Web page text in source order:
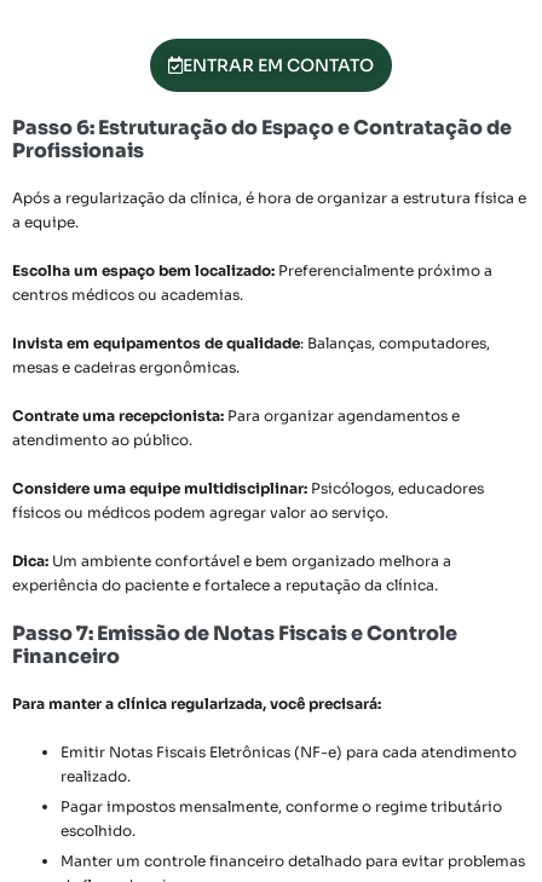
ENTRAR EM CONTATO
Passo 6: Estruturação do Espaço e Contratação de
Profissionais
Após a regularização da clínica, é hora de organizar a estrutura física e
a equipe.
Escolha um espaço bem localizado: Preferencialmente próximo a
centros médicos ou academias.
Invista em equipamentos de qualidade: Balanças, computadores,
mesas e cadeiras ergonômicas.
Contrate uma recepcionista: Para organizar agendamentos e
atendimento ao público.
Considere uma equipe multidisciplinar: Psicólogos, educadores
físicos ou médicos podem agregar valor ao serviço.
Dica: Um ambiente confortável e bem organizado melhora a
experiência do paciente e fortalece a reputação da clínica.
Passo 7: Emissão de Notas Fiscais e Controle
Financeiro
Para manter a clínica regularizada, você precisará:
Emitir Notas Fiscais Eletrônicas (NF-e) para cada atendimento
realizado.
Pagar impostos mensalmente, conforme o regime tributário
escolhido.
Manter um controle financeiro detalhado para evitar problemas